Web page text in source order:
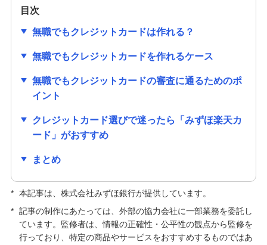
作り方、利用限度額についても解説
クレジットカードの審査項目は？時間や必要書
類、落ちる理由を解説
クレジットカードの番号にはどのような意味があ
るの？流出リスクと対策も紹介
クレジットカードの有効期限はどのくらい？更新
時の手続きも分かりやすく紹介
自分に合う1枚の選び方を紹介
クレジットカードの手数料が発生するのはどんな
とき？手数料なしで利用する方法も紹介
目次
無職でもクレジットカードは作れる？
無職でもクレジットカードを作れるケース
無職でもクレジットカードの審査に通るためのポ
イント
クレジットカード選びで迷ったら「みずほ楽天カ
ード」がおすすめ
まとめ
* 本記事は、株式会社みずほ銀行が提供しています。
* 記事の制作にあたっては、外部の協力会社に一部業務を委託し
ています。監修者は、情報の正確性・公平性の観点から監修を
行っており、特定の商品やサービスをおすすめするものではあ